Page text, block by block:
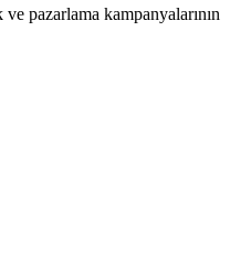
pazarlama kampanyalarının